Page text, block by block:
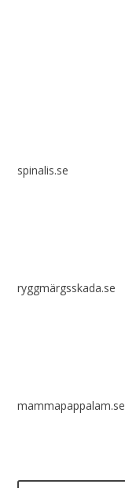
spinalis.se
ryggmärgsskada.se
mammapappalam.se